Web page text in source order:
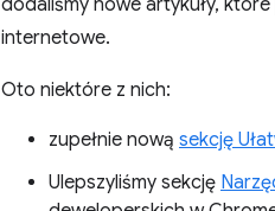
dodaliśmy nowe artykuły,
internetowe.
Oto niektóre z nich:
zupełnie nową sekcję
Ulepszyliśmy sekcję